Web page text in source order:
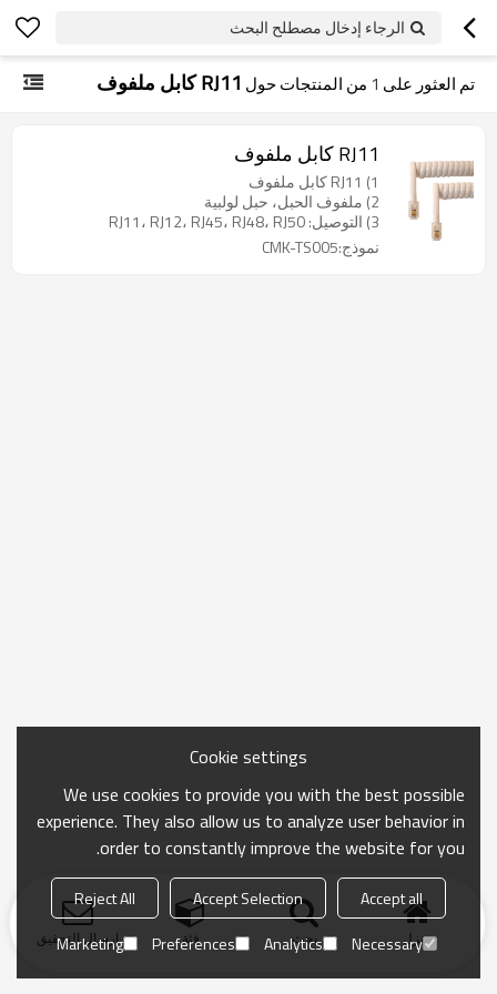
الرجاء إدخال مصطلح البحث
تم العثور على 1 من المنتجات حول RJ11 كابل ملفوف
RJ11 كابل ملفوف
1) RJ11 كابل ملفوف
2) ملفوف الحبل، حبل لولبية
3) التوصيل: RJ11، RJ12، RJ45، RJ48، RJ50
نموذج:CMK-TS005
منزل بحث فئة ارسال التحقيق
Cookie settings
We use cookies to provide you with the best possible
experience. They also allow us to analyze user behavior in
order to constantly improve the website for you.
Accept all
Accept Selection
Reject All
Necessary
Analytics
Preferences
Marketing